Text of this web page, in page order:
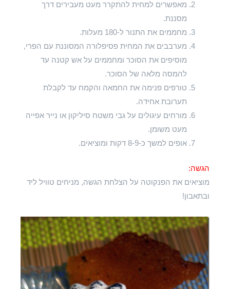
מאפשרים למחית להתקרר מעט מעבירים דרך
מסננת.
מחממים את התנור ל-180 מעלות.
מערבבים את המחית פסיפלורה המסוננת עם הפרי,
מוסיפים את הסוכר ומחממים על אש קטנה עד
להמסה מלאה של הסוכר.
טורפים פנימה את החמאה והקמח עד לקבלת
תערובת אחידה.
מורחים עיגולים על גבי משטח סיליקון או נייר אפייה
מעט משומן.
אופים למשך כ-8-9 דקות ומוציאים.
הגשה:
מוציאים את הפנקוטה על הצלחת הגשה, מניחים טוויל ליד
ובתאבון!